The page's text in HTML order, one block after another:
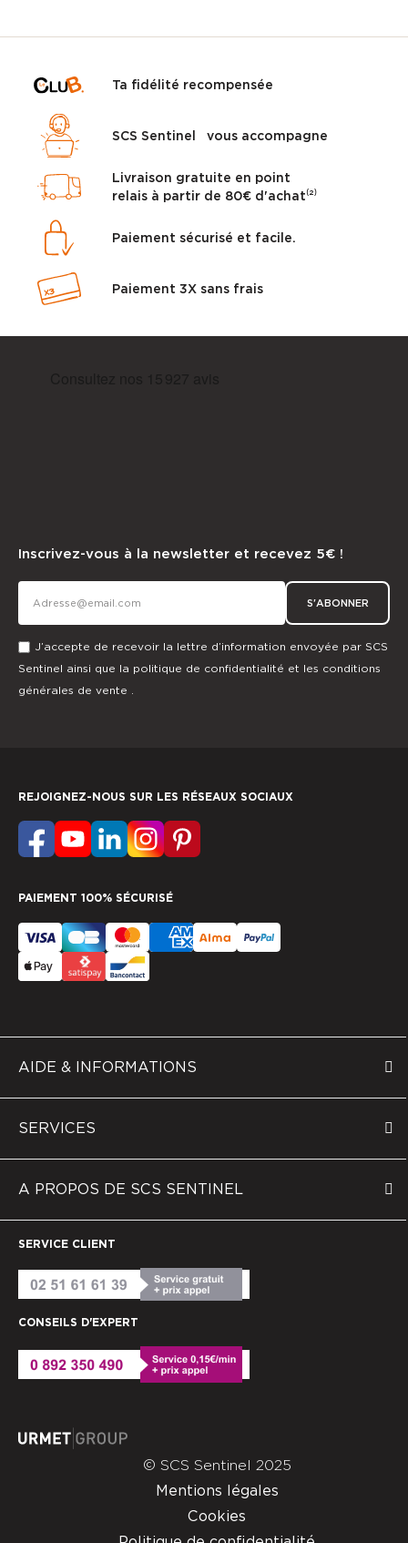
Ta fidélité recompensée
SCS Sentinel vous accompagne
Livraison gratuite en point
relais à partir de 80€ d'achat⁽²⁾
Paiement sécurisé et facile.
Paiement 3X sans frais
Inscrivez-vous à la newsletter et recevez 5€ !
S'ABONNER
J’accepte de recevoir la lettre d’information envoyée par SCS
Sentinel ainsi que la politique de confidentialité et les conditions
générales de vente .
AIDE & INFORMATIONS
SERVICES
A PROPOS DE SCS SENTINEL
SERVICE CLIENT
CONSEILS D'EXPERT
REJOIGNEZ-NOUS SUR LES RÉSEAUX SOCIAUX
PAIEMENT 100% SÉCURISÉ
© SCS Sentinel 2025
Mentions légales
Cookies